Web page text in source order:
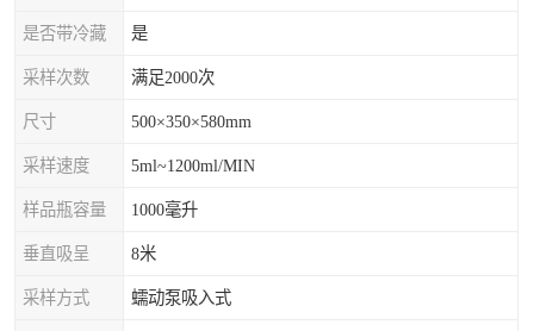
是否带冷藏 是
采样次数 满足2000次
尺寸 500×350×580mm
采样速度 5ml~1200ml/MIN
样品瓶容量 1000毫升
垂直吸呈 8米
采样方式 蠕动泵吸入式